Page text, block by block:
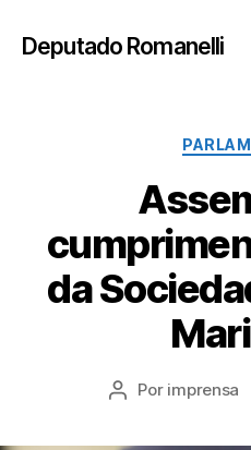
Deputado Romanelli
da
Autor
Por imprensa